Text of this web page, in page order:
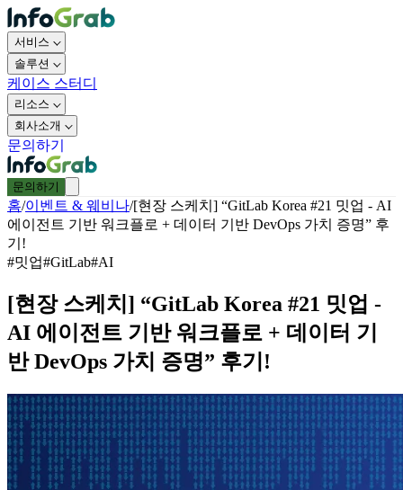
서비스
솔루션
케이스 스터디
리소스
회사소개
문의하기
문의하기
홈/이벤트 & 웨비나/[현장 스케치] “GitLab Korea #21 밋업 - AI
에이전트 기반 워크플로 + 데이터 기반 DevOps 가치 증명” 후
기!
#밋업#GitLab#AI
[현장 스케치] “GitLab Korea #21 밋업 -
AI 에이전트 기반 워크플로 + 데이터 기
반 DevOps 가치 증명” 후기!